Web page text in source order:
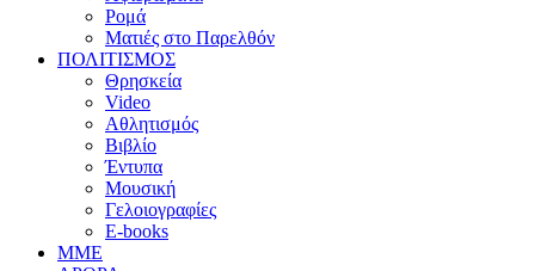
Ρομά
Ματιές στο Παρελθόν
ΠΟΛΙΤΙΣΜΟΣ
Θρησκεία
Video
Αθλητισμός
Βιβλίο
Έντυπα
Μουσική
Γελοιογραφίες
E-books
MME